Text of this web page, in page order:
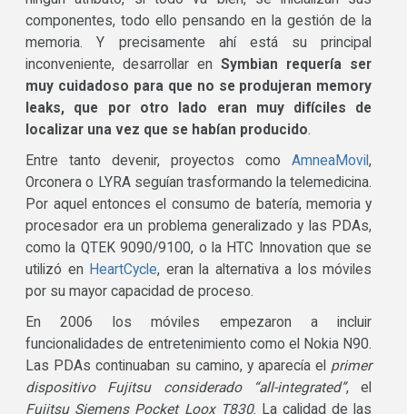
componentes, todo ello pensando en la gestión de la
memoria. Y precisamente ahí está su principal
inconveniente, desarrollar enSymbian requería ser
muy cuidadoso para que no se produjeran memory
leaks, que por otro lado eran muy difíciles de
localizar una vez que se habían producido.
Entre tanto devenir, proyectos comoAmneaMovil,
Orconera o LYRA seguían trasformando la telemedicina.
Por aquel entonces el consumo de batería, memoria y
procesador era un problema generalizado y las PDAs,
como la QTEK 9090/9100, o la HTC Innovation que se
utilizó en HeartCycle, eran la alternativa a los móviles
por su mayor capacidad de proceso.
En 2006 los móviles empezaron a incluir
funcionalidades de entretenimiento como el Nokia N90.
Las PDAs continuaban su camino, y aparecía el primer
dispositivo Fujitsu considerado “all-integrated”, el
Fujitsu Siemens Pocket Loox T830. La calidad de las